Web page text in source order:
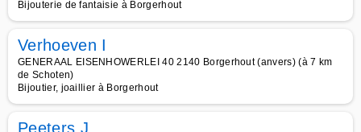
Bijouterie de fantaisie à Borgerhout
Verhoeven I
GENERAAL EISENHOWERLEI 40 2140 Borgerhout (anvers) (à 7 km
de Schoten)
Bijoutier, joaillier à Borgerhout
Peeters J